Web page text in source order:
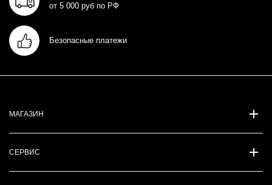
от 5 000 руб по РФ
Безопасные платежи
МАГАЗИН
СЕРВИС